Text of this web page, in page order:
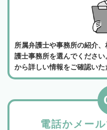
所属弁護士や事務所の紹介
護士事務所を選んでくださ
から詳しい情報をご確認いた
電話かメー